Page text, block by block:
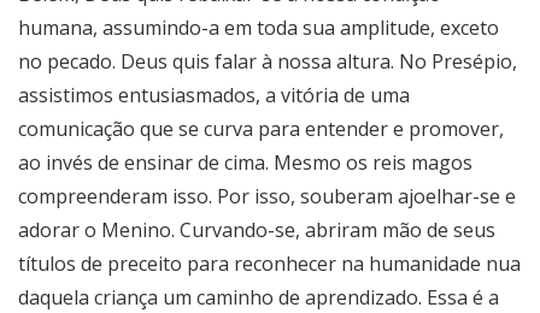
humana, assumindo-a em toda sua amplitude, exceto
no pecado. Deus quis falar à nossa altura. No Presépio,
assistimos entusiasmados, a vitória de uma
comunicação que se curva para entender e promover,
ao invés de ensinar de cima. Mesmo os reis magos
compreenderam isso. Por isso, souberam ajoelhar-se e
adorar o Menino. Curvando-se, abriram mão de seus
títulos de preceito para reconhecer na humanidade nua
daquela criança um caminho de aprendizado. Essa é a